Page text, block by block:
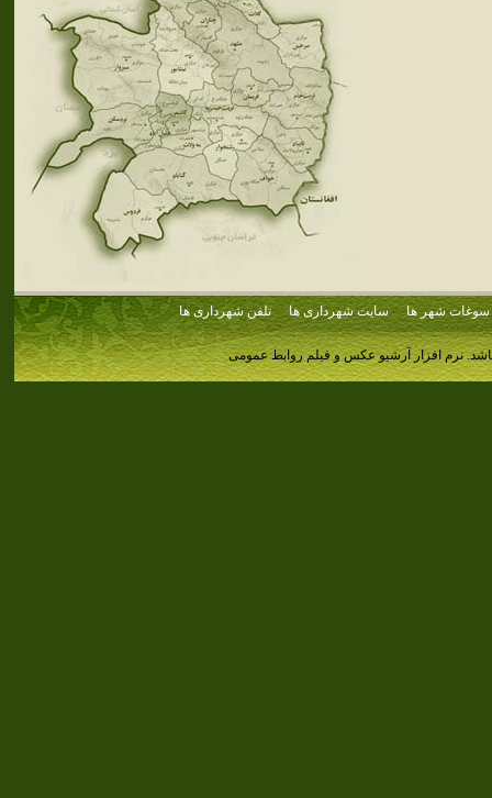
سوغات شهر ها سایت شهرداری ها تلفن شهرداری ها
نرم افزار آرشیو عکس و فیلم روابط عمومی